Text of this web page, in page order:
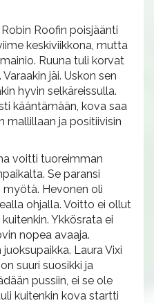
Roofin poisjäänti
keskiviikkona, mutta
Ruuna tuli korvat
jäi. Uskon sen
hyvin selkäreissulla.
kääntämään, kova saa
mallillaan ja positiivisin
voitti tuoreimman
Se paransi
Hevonen oli
ohjalla. Voitto ei ollut
Ykkösrata ei
nopea avaaja.
Laura Vixi
suuri suosikki ja
pussiin, ei se ole
kuitenkin kova startti